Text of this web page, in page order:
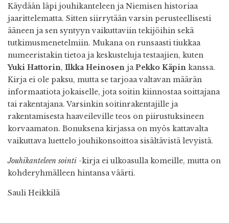
Käydään läpi jouhikanteleen ja Niemisen historiaa
jaarittelematta. Sitten siirrytään varsin perusteellisesti
ääneen ja sen syntyyn vaikuttaviin tekijöihin sekä
tutkimusmenetelmiin. Mukana on runsaasti tiukkaa
numeeristakin tietoa ja keskusteluja testaajien, kuten
Yuki Hattorin, Ilkka Heinosen jaPekko Käpin kanssa.
Kirja ei ole paksu, mutta se tarjoaa valtavan määrän
informaatiota jokaiselle, jota soitin kiinnostaa soittajana
tai rakentajana. Varsinkin soitinrakentajille ja
rakentamisesta haaveileville teos on piirustuksineen
korvaamaton. Bonuksena kirjassa on myös kattavalta
vaikuttava luettelo jouhikonsoittoa sisältävistä levyistä.
Jouhikanteleen sointi -kirja ei ulkoasulla komeille, mutta on
kohderyhmälleen hintansa väärti.
Sauli Heikkilä